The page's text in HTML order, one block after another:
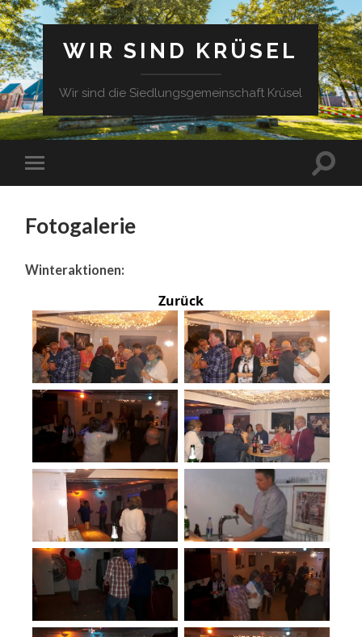
WIR SIND KRÜSEL
Wir sind die Siedlungsgemeinschaft Krüsel
Fotogalerie
Winteraktionen:
Zurück